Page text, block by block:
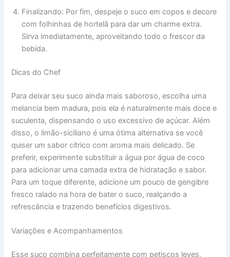
Finalizando: Por fim, despeje o suco em copos e decore
com folhinhas de hortelã para dar um charme extra.
Sirva imediatamente, aproveitando todo o frescor da
bebida.
Dicas do Chef
Para deixar seu suco ainda mais saboroso, escolha uma
melancia bem madura, pois ela é naturalmente mais doce e
suculenta, dispensando o uso excessivo de açúcar. Além
disso, o limão-siciliano é uma ótima alternativa se você
quiser um sabor cítrico com aroma mais delicado. Se
preferir, experimente substituir a água por água de coco
para adicionar uma camada extra de hidratação e sabor.
Para um toque diferente, adicione um pouco de gengibre
fresco ralado na hora de bater o suco, realçando a
refrescância e trazendo benefícios digestivos.
Variações e Acompanhamentos
Esse suco combina perfeitamente com petiscos leves,